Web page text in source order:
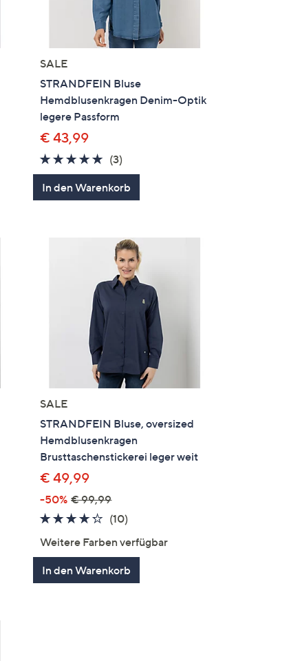
SALE
STRANDFEIN Bluse
Hemdblusenkragen Denim-Optik
legere Passform
€ 43,99
4.7
von
5
(3)
Bewertungen
In den Warenkorb
SALE
STRANDFEIN Bluse, oversized
Hemdblusenkragen
Brusttaschenstickerei leger weit
€ 49,99
-50% € 99,99
4.2
(10)
Weitere Farben verfügbar
In den Warenkorb